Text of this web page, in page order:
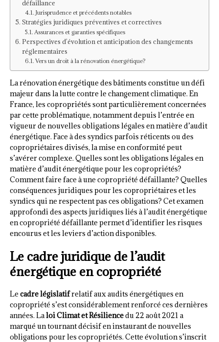
défaillance
Jurisprudence et précédents notables
Stratégies juridiques préventives et correctives
Assurances et garanties spécifiques
Perspectives d’évolution et anticipation des changements
réglementaires
Vers un droit à la rénovation énergétique?
La rénovation énergétique des bâtiments constitue un défi
majeur dans la lutte contre le changement climatique. En
France, les copropriétés sont particulièrement concernées
par cette problématique, notamment depuis l’entrée en
vigueur de nouvelles obligations légales en matière d’audit
énergétique. Face à des syndics parfois réticents ou des
copropriétaires divisés, la mise en conformité peut
s’avérer complexe. Quelles sont les obligations légales en
matière d’audit énergétique pour les copropriétés?
Comment faire face à une copropriété défaillante? Quelles
conséquences juridiques pour les copropriétaires et les
syndics qui ne respectent pas ces obligations? Cet examen
approfondi des aspects juridiques liés à l’audit énergétique
en copropriété défaillante permet d’identifier les risques
encourus et les leviers d’action disponibles.
Le cadre juridique de l’audit
énergétique en copropriété
Le cadre législatifrelatif aux audits énergétiques en
copropriété s’est considérablement renforcé ces dernières
années. Laloi Climat et Résiliencedu 22 août 2021 a
marqué un tournant décisif en instaurant de nouvelles
obligations pour les copropriétés. Cette évolution s’inscrit